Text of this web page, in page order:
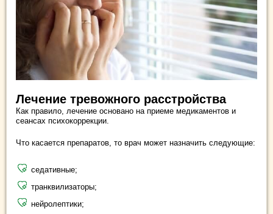
Лечение тревожного расстройства
Как правило, лечение основано на приеме медикаментов и
сеансах психокоррекции.
Что касается препаратов, то врач может назначить следующие:
седативные;
транквилизаторы;
нейролептики;